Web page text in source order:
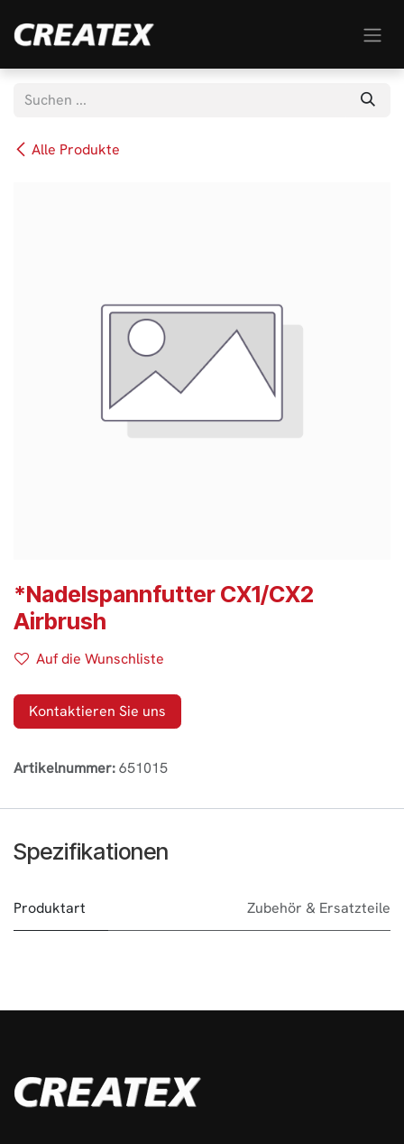
Alle Produkte
*Nadelspannfutter CX1/CX2
Airbrush
Auf die Wunschliste
Kontaktieren Sie uns
Artikelnummer:651015
Spezifikationen
Produktart Zubehör & Ersatzteile